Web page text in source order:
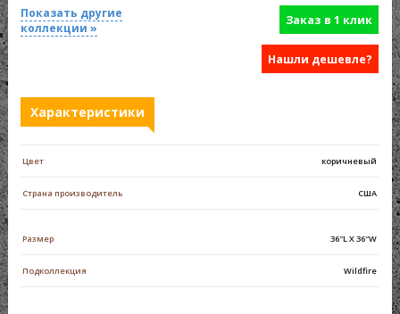
Показать другие
коллекции »
Заказ в 1 клик
Нашли дешевле?
Характеристики
Цвет коричневый
Страна производитель CША
Размер 36″L X 36″W
Подколлекция Wildfire